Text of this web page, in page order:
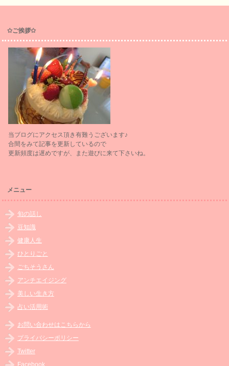
✩ご挨拶✩
当ブログにアクセス頂き有難うございます♪
合間をみて記事を更新しているので
更新頻度は遅めですが、また遊びに来て下さいね。
メニュー
旬の話し
豆知識
健康人生
ひとりごと
ごちそうさん
アンチエイジング
美しい生き方
占い活用術
お問い合わせはこちらから
プライバシーポリシー
Twitter
Facebook